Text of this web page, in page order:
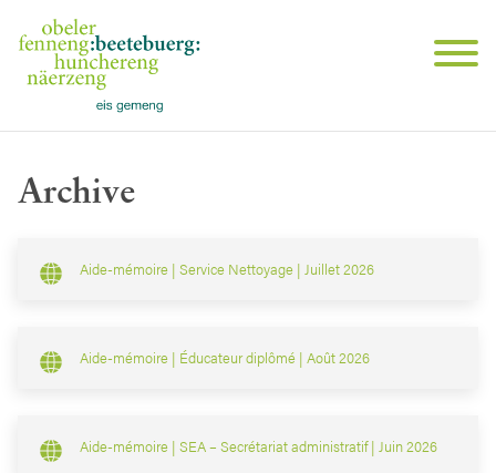
Archive
Aide-mémoire | Service Nettoyage | Juillet 2026
Aide-mémoire | Éducateur diplômé | Août 2026
Aide-mémoire | SEA – Secrétariat administratif | Juin 2026